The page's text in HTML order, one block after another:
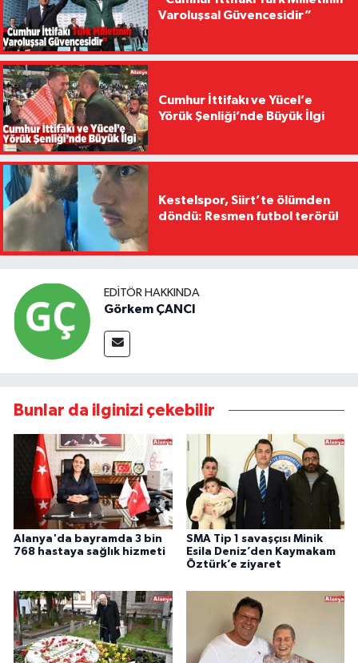
Varoluşsal Güvencesidir”
Cumhur İttifakı ve Yücel’e
Yörük Şenliği’nde Büyük İlgi
Kestelspor, Siirt’te ölümden
döndü: Resmen futbol terörü!
EDITÖR HAKKINDA
Görkem ÇANCI
Bunlar da ilginizi çekebilir
Alanya'da bayramda 3 bin
768 hastaya sağlık hizmeti
SMA Tip 1 savaşçısı Minik
Esila Deniz’den Kaymakam
Öztürk’e ziyaret